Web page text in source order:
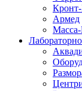
Армед